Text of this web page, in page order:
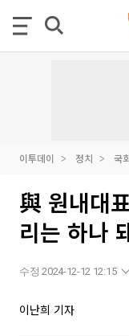
이투데이 정치 국
與 원내대
리는 하나
수정 2024-12-12 12:15
이난희 기자